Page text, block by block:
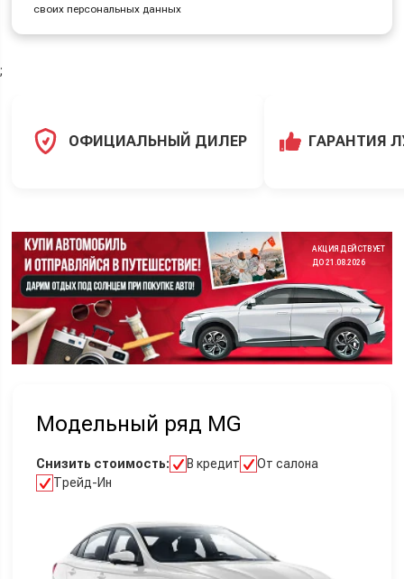
своих персональных данных
;
ОФИЦИАЛЬНЫЙ ДИЛЕР ГАРАНТИЯ
АКЦИЯ ДЕЙСТВУЕТ
ДО 21.08.2026
Модельный ряд MG
Снизить стоимость: В кредит
От салона
Трейд-Ин